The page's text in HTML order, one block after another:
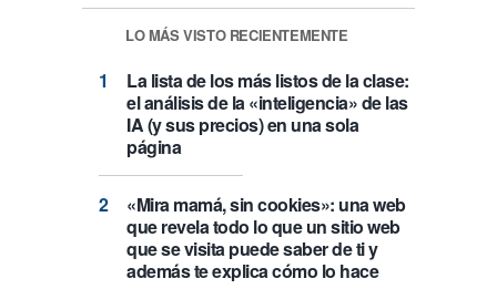
LO MÁS VISTO RECIENTEMENTE
La lista de los más listos de la clase:
el análisis de la «inteligencia» de las
IA (y sus precios) en una sola
página
«Mira mamá, sin cookies»: una web
que revela todo lo que un sitio web
que se visita puede saber de ti y
además te explica cómo lo hace